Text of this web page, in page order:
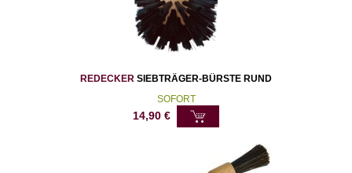
REDECKER SIEBTRÄGER-BÜRSTE RUND
SOFORT
14,90 €